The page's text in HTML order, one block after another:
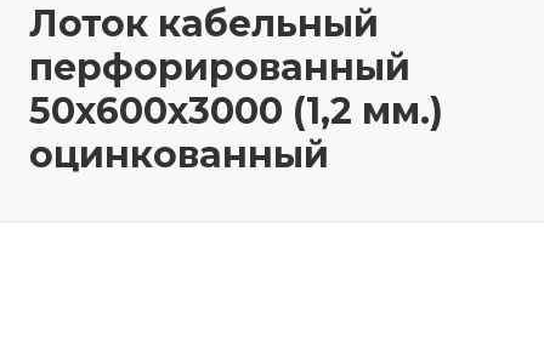
Лоток кабельный
перфорированный
50x600x3000 (1,2 мм.)
оцинкованный